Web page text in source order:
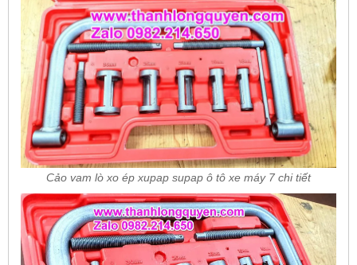
Cảo vam lò xo ép xupap supap ô tô xe máy 7 chi tiết